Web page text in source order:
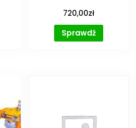
720,00zł
Sprawdź